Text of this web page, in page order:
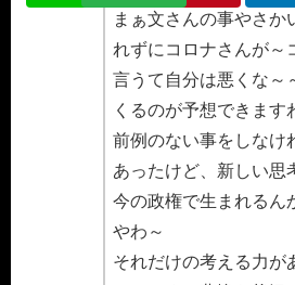
まぁ文さんの事やさか
れずにコロナさんが～
言うて自分は悪くな～
くるのが予想できます
前例のない事をしなけ
あったけど、新しい思
今の政権で生まれるん
やわ～
それだけの考える力が